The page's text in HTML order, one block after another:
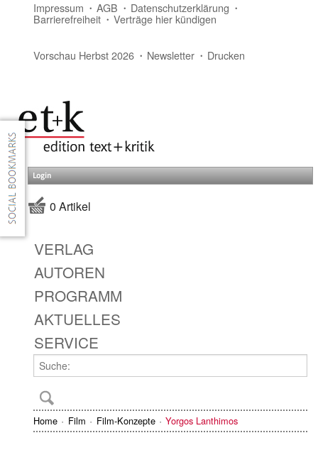
Impressum AGB Datenschutzerklärung
Barrierefreiheit Verträge hier kündigen
Vorschau Herbst 2026 Newsletter Drucken
Login
0 Artikel
VERLAG
AUTOREN
PROGRAMM
AKTUELLES
SERVICE
Home Film Film-Konzepte Yorgos Lanthimos